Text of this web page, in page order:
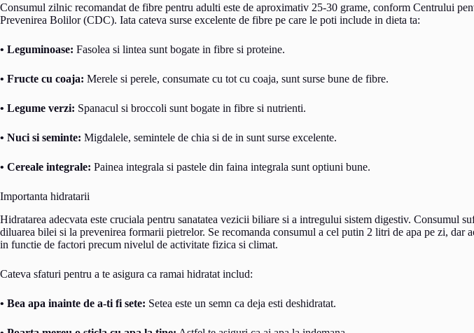
Consumul zilnic recomandat de fibre pentru adulti este de aproximativ 25-30 grame, conform Centrului
Prevenirea Bolilor (CDC). Iata cateva surse excelente de fibre pe care le poti include in dieta ta:
• Leguminoase: Fasolea si lintea sunt bogate in fibre si proteine.
• Fructe cu coaja: Merele si perele, consumate cu tot cu coaja, sunt surse bune de fibre.
• Legume verzi: Spanacul si broccoli sunt bogate in fibre si nutrienti.
• Nuci si seminte: Migdalele, semintele de chia si de in sunt surse excelente.
• Cereale integrale: Painea integrala si pastele din faina integrala sunt optiuni bune.
Importanta hidratarii
Hidratarea adecvata este cruciala pentru sanatatea vezicii biliare si a intregului sistem digestiv. Consumul
diluarea bilei si la prevenirea formarii pietrelor. Se recomanda consumul a cel putin 2 litri de apa pe zi, dar
in functie de factori precum nivelul de activitate fizica si climat.
Cateva sfaturi pentru a te asigura ca ramai hidratat includ:
• Bea apa inainte de a-ti fi sete: Setea este un semn ca deja esti deshidratat.